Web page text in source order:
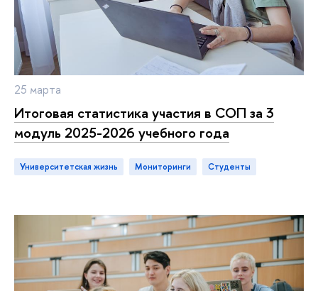
25 марта
Итоговая статистика участия в СОП за 3
модуль 2025-2026 учебного года
Университетская жизнь мониторинги студенты